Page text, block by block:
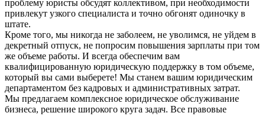
проблему юристы обсудят коллективом, при необходимости
привлекут узкого специалиста и точно обгонят одиночку в
штате.
Кроме того, мы никогда не заболеем, не уволимся, не уйдем в
декретный отпуск, не попросим повышения зарплаты при том
же объеме работы. И всегда обеспечим вам
квалифицированную юридическую поддержку в том объеме,
который вы сами выберете! Мы станем вашим юридическим
департаментом без кадровых и административных затрат.
Мы предлагаем комплексное юридическое обслуживание
бизнеса, решение широкого круга задач. Все правовые